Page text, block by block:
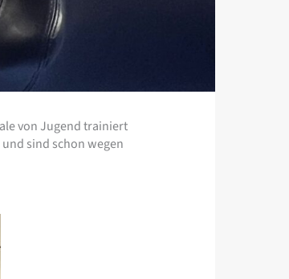
von Jugend trainiert
sind schon wegen